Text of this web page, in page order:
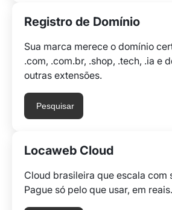
Registro de Domínio
Sua marca merece o domínio
.com, .com.br, .shop, .tech, .ia e
outras extensões.
Pesquisar
Locaweb Cloud
Cloud brasileira que escala com
Pague só pelo que usar, em reais.